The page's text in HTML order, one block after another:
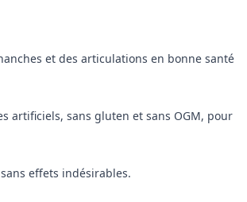
et des articulations en bonne santé
artificiels, sans gluten et sans OGM, pour
effets indésirables.